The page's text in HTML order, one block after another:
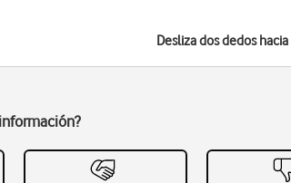
Desliza dos dedos